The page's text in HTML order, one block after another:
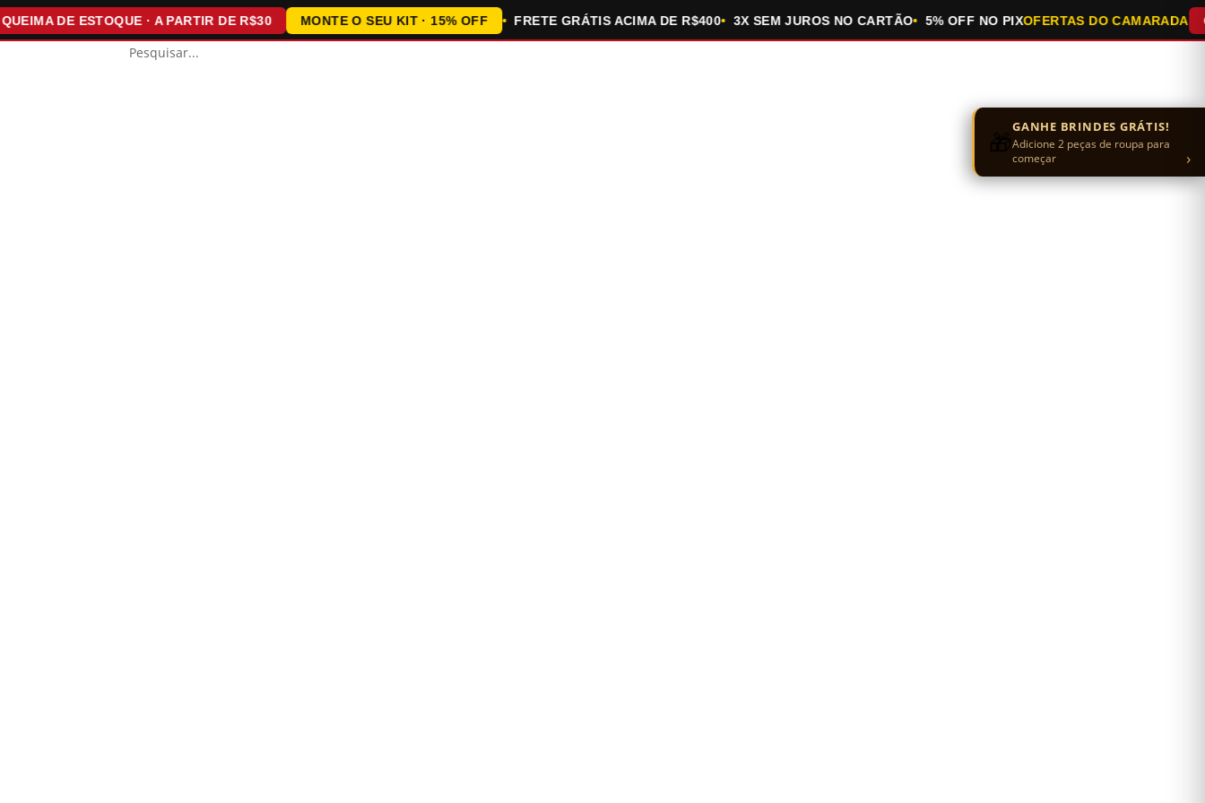
DE ESTOQUE · A PARTIR DE R$30 MONTE O SEU KIT · 15% OFF FRETE GRÁTIS ACIMA DE R$400 3X SEM JUROS NO CARTÃO 5% OFF NO PIXOFERTAS DO CAMARADA
🎁GANHE BRINDES GRÁTIS!
Adicione 2 peças de roupa para
começar
›